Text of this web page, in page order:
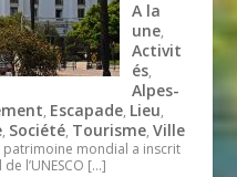
A la
une,
Activit
és,
Alpes-
, Escapade, Lieu,
, Société, Tourisme,Ville
patrimoine mondial a inscrit
l’UNESCO […]